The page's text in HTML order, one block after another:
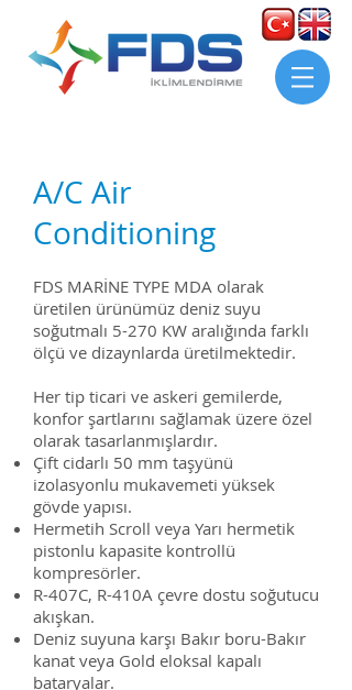
A/C Air
Conditioning
FDS MARİNE TYPE MDA olarak
üretilen ürünümüz deniz suyu
soğutmalı 5-270 KW aralığında farklı
ölçü ve dizaynlarda üretilmektedir.
Her tip ticari ve askeri gemilerde,
konfor şartlarını sağlamak üzere özel
olarak tasarlanmışlardır.
Çift cidarlı 50 mm taşyünü
izolasyonlu mukavemeti yüksek
gövde yapısı.
Hermetih Scroll veya Yarı hermetik
pistonlu kapasite kontrollü
kompresörler.
R-407C, R-410A çevre dostu soğutucu
akışkan.
Deniz suyuna karşı Bakır boru-Bakır
kanat veya Gold eloksal kapalı
bataryalar.